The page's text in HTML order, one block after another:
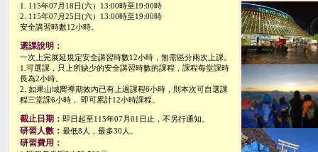
1. 115年07月18日(六）13:00時至19:00時
2. 115年07月25日(六）13:00時至19:00時
安全講習時數12小時。
選課說明：
一次上完展延規定安全講習時數12小時，無需區分兩次上課。
1.可選課，只上所缺少的安全講習時數的課程，課程每堂課時
長為2小時。
2. 如果山域嚮導期效內已有上過課程6小時，則本次可自選課
程三堂課6小時， 即可累計12小時課程。
截止日期： 即日起至115年07月01日止，不另行通知。
研習人數： 最低8人，最多30人。
研習費用：